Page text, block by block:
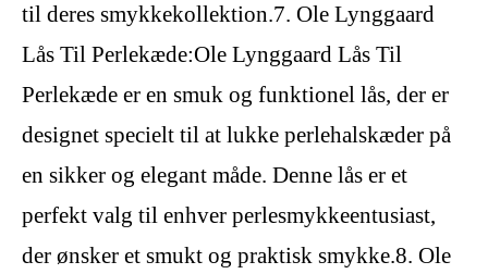
til deres smykkekollektion.7. Ole Lynggaard
Lås Til Perlekæde:Ole Lynggaard Lås Til
Perlekæde er en smuk og funktionel lås, der er
designet specielt til at lukke perlehalskæder på
en sikker og elegant måde. Denne lås er et
perfekt valg til enhver perlesmykkeentusiast,
der ønsker et smukt og praktisk smykke.8. Ole